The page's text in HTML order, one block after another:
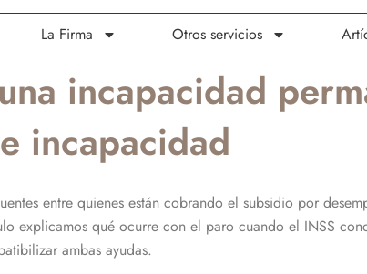
La Firma Otros servicios
incapacidad
incapacidad
entre quienes están cobrando el subsidio por
explicamos qué ocurre con el paro cuando el INSS
ambas ayudas.